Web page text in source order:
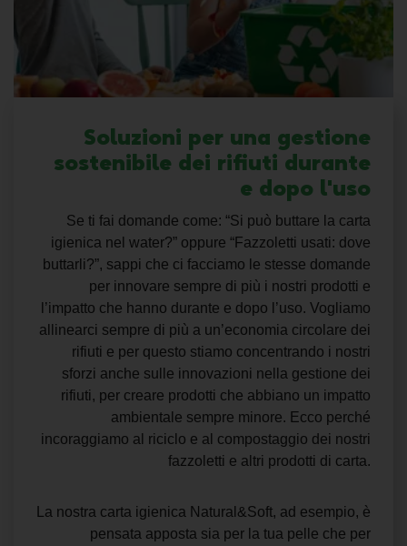
Soluzioni per una gestione
sostenibile dei rifiuti durante
e dopo l'uso
Se ti fai domande come: “Si può buttare la carta
igienica nel water?” oppure “Fazzoletti usati: dove
buttarli?”, sappi che ci facciamo le stesse domande
per innovare sempre di più i nostri prodotti e
l’impatto che hanno durante e dopo l’uso. Vogliamo
allinearci sempre di più a un’economia circolare dei
rifiuti e per questo stiamo concentrando i nostri
sforzi anche sulle innovazioni nella gestione dei
rifiuti, per creare prodotti che abbiano un impatto
ambientale sempre minore. Ecco perché
incoraggiamo al riciclo e al compostaggio dei nostri
fazzoletti e altri prodotti di carta.
La nostra carta igienica Natural&Soft, ad esempio, è
pensata apposta sia per la tua pelle che per